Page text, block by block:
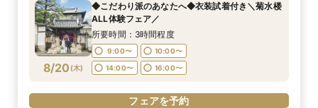
8/19(水)
9:00〜
10:00〜
14:00〜
16:00〜
フェアを予約
8/19(水)
9:00〜
10:00〜
14:00〜
16:00〜
フェアを予約
8/20 (木)
◆こだわり派のあなたへ◆衣装試着付き＼菊水楼
ALL体験フェア／
所要時間：3時間程度
9:00〜
10:00〜
14:00〜
16:00〜
フェアを予約